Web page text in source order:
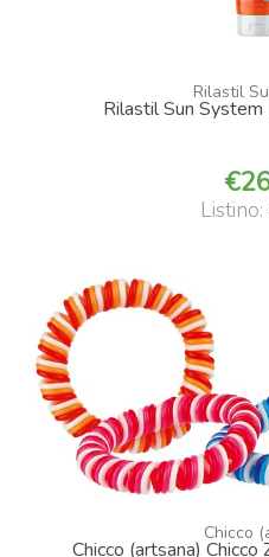
Rilastil
Rilastil Sun
Chicco
Chicco (artsana) Chicco